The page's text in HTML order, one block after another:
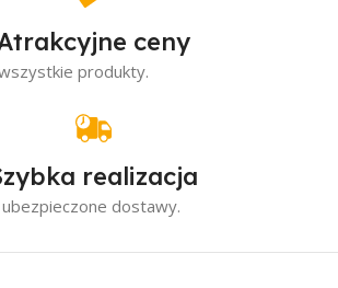
ceny
produkty.
realizacja
dostawy.